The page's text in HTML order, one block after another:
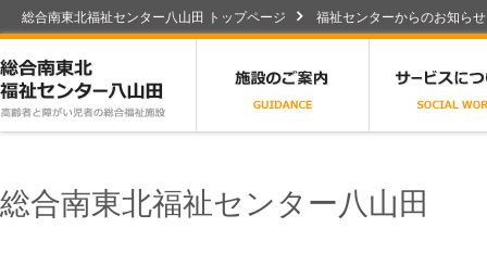
総合南東北福祉センター八山田 トップページ 福祉センターからのお知らせ
総合南東北福祉センター八山田